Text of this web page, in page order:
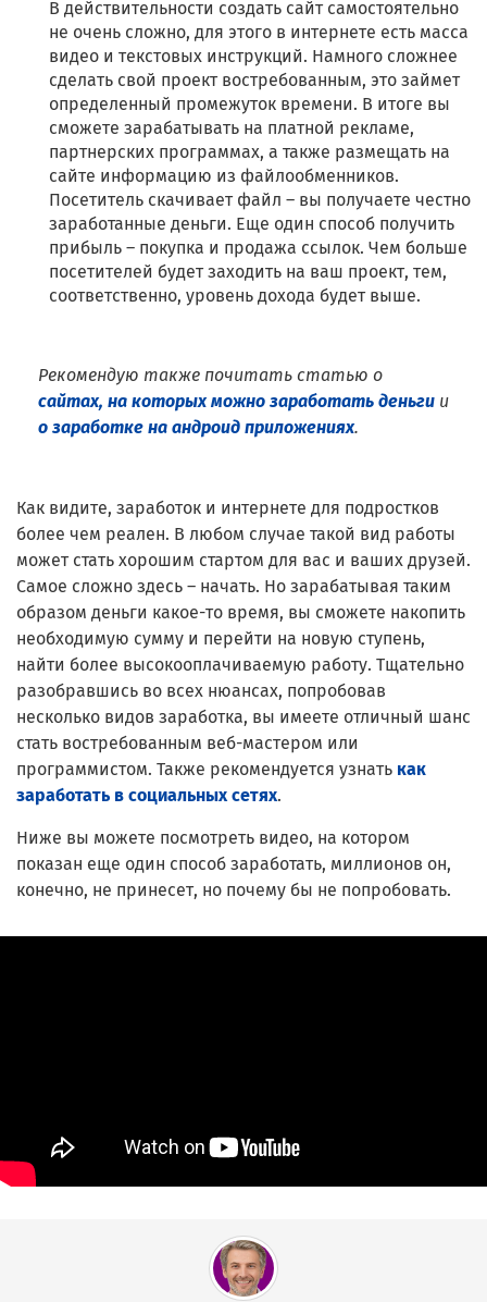
В действительности создать сайт самостоятельно
не очень сложно, для этого в интернете есть масса
видео и текстовых инструкций. Намного сложнее
сделать свой проект востребованным, это займет
определенный промежуток времени. В итоге вы
сможете зарабатывать на платной рекламе,
партнерских программах, а также размещать на
сайте информацию из файлообменников.
Посетитель скачивает файл – вы получаете честно
заработанные деньги. Еще один способ получить
прибыль – покупка и продажа ссылок. Чем больше
посетителей будет заходить на ваш проект, тем,
соответственно, уровень дохода будет выше.
Рекомендую также почитать статью о
сайтах, на которых можно заработать деньги и
о заработке на андроид приложениях.
Как видите, заработок и интернете для подростков
более чем реален. В любом случае такой вид работы
может стать хорошим стартом для вас и ваших друзей.
Самое сложно здесь – начать. Но зарабатывая таким
образом деньги какое-то время, вы сможете накопить
необходимую сумму и перейти на новую ступень,
найти более высокооплачиваемую работу. Тщательно
разобравшись во всех нюансах, попробовав
несколько видов заработка, вы имеете отличный шанс
стать востребованным веб-мастером или
программистом. Также рекомендуется узнать как
заработать в социальных сетях.
Ниже вы можете посмотреть видео, на котором
показан еще один способ заработать, миллионов он,
конечно, не принесет, но почему бы не попробовать.